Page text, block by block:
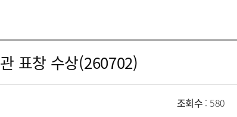
표창 수상(260702)
조회수 : 580